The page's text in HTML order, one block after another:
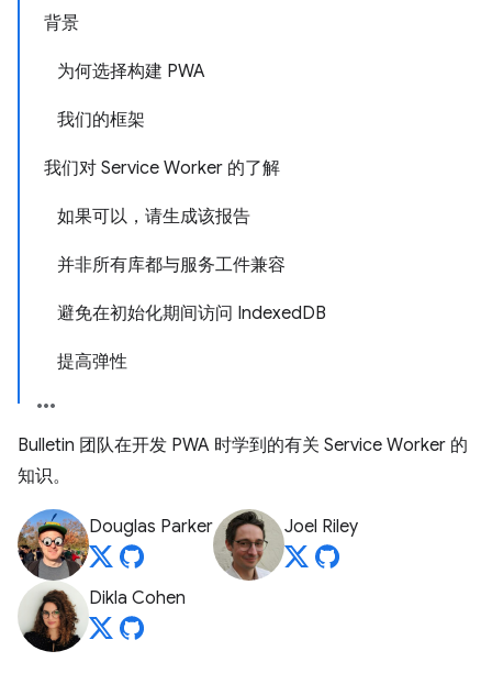
背景
为何选择构建 PWA
我们的框架
我们对 Service Worker 的了解
如果可以，请生成该报告
并非所有库都与服务工件兼容
避免在初始化期间访问 IndexedDB
提高弹性
Bulletin 团队在开发 PWA 时学到的有关 Service Worker 的
知识。
Douglas Parker Joel Riley
Dikla Cohen